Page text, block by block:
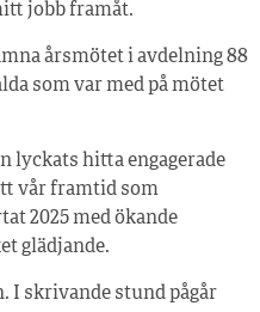
jobb framåt.
årsmötet i avdelning 88
som var med på mötet
lyckats hitta engagerade
vår framtid som
2025 med ökande
glädjande.
I skrivande stund pågår